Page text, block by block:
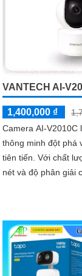
khe thẻ nhớ lên
năng phát hiện
soát an ninh dễ
VANTECH AI-
1,400,000 ₫
Camera AI-V2010C
thông minh đột phá
tiên tiến. Với chất lượng hình ảnh sắc
nét và độ phân giải